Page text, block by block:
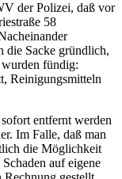
der Polizei, daß vor
58
die Sacke gründlich,
fündig:
Reinigungsmitteln
entfernt werden
Im Falle, daß man
die Möglichkeit
auf eigene